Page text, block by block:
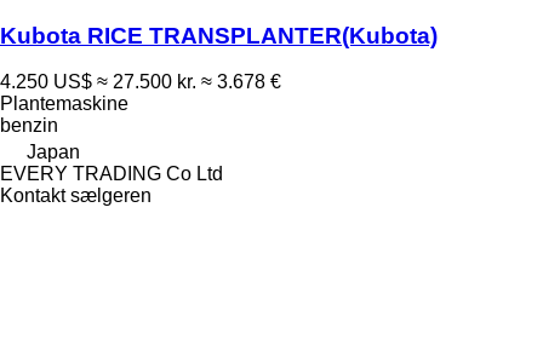
Kubota RICE TRANSPLANTER(Kubota)
4.250 US$ ≈ 27.500 kr. ≈ 3.678 €
Plantemaskine
benzin
Japan
EVERY TRADING Co Ltd
Kontakt sælgeren